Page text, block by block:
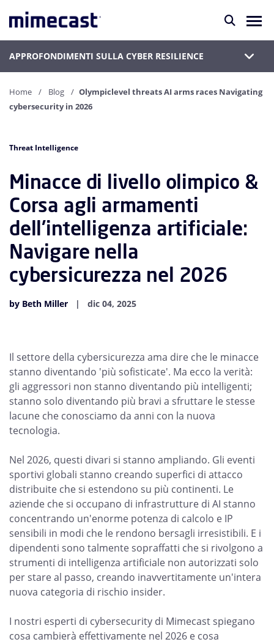
APPROFONDIMENTI SULLA CYBER RESILIENCE
Home Blog
Olympiclevel threats AI arms races Navigating
cybersecurity in 2026
Threat Intelligence
Minacce di livello olimpico &
Corsa agli armamenti
dell'intelligenza artificiale:
Navigare nella
cybersicurezza nel 2026
by Beth Miller dic 04, 2025
Il settore della cybersicurezza ama dire che le minacce
stanno diventando 'più sofisticate'. Ma ecco la verità:
gli aggressori non stanno diventando più intelligenti;
stanno solo diventando più bravi a sfruttare le stesse
lacune che conosciamo da anni con la nuova
tecnologia.
Nel 2026, questi divari si stanno ampliando. Gli eventi
sportivi globali stanno creando superfici di attacco
distribuite che si estendono su più continenti. Le
aziende che si occupano di infrastrutture di AI stanno
concentrando un'enorme potenza di calcolo e IP
sensibili in modi che le rendono bersagli irresistibili. E i
dipendenti sono talmente sopraffatti che si rivolgono a
strumenti di intelligenza artificiale non autorizzati solo
per stare al passo, creando inavvertitamente un'intera
nuova categoria di rischio insider.
I nostri esperti di cybersecurity di Mimecast spiegano
cosa cambierà effettivamente nel 2026 e cosa